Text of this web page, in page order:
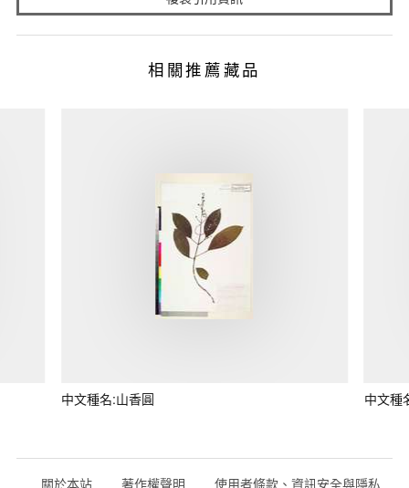
相關推薦藏品
中文種名:山香圓 中文種
關於本站 著作權聲明 使用者條款、資訊安全與隱私